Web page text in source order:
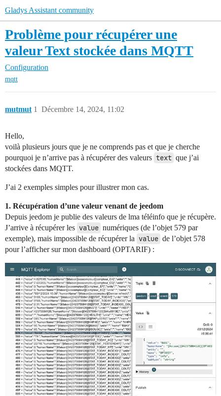
Gladys Assistant community
Problème pour récupérer une
valeur Text stockée dans MQTT
Configuration
mqtt
mutmut Décembre 14, 2024, 11:02
1
Hello,
voilà plusieurs jours que je ne comprends pas et que je cherche
pourquoi je n’arrive pas à récupérer des valeurs text que j’ai
stockées dans MQTT.
J’ai 2 exemples simples pour illustrer mon cas.
1. Récupération d’une valeur venant de jeedom
Depuis jeedom je publie des valeurs de lma téléinfo que je récupère.
J’arrive à récupérer les value numériques (de l’objet 579 par
exemple), mais impossible de récupérer la value de l’objet 578
pour l’afficher sur mon dashboard (OPTARIF) :